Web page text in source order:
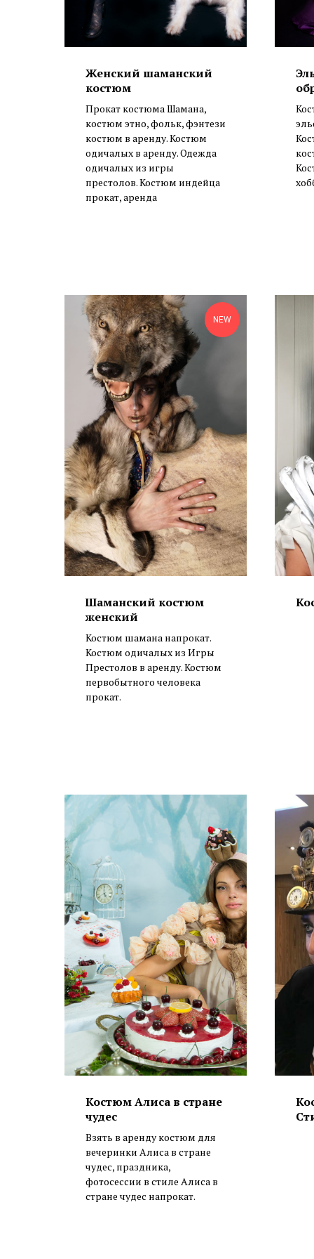
Женский шаманский
костюм
Прокат костюма Шамана,
костюм этно, фольк, фэнтези
костюм в аренду. Костюм
одичалых в аренду. Одежда
одичалых из игры
престолов. Костюм индейца
прокат, аренда
NEW
Шаманский костюм
женский
Костюм шамана напрокат.
Костюм одичалых из Игры
Престолов в аренду. Костюм
первобытного человека
прокат.
Костюм Алиса в стране
чудес
Взять в аренду костюм для
вечеринки Алиса в стране
чудес, праздника,
фотосессии в стиле Алиса в
стране чудес напрокат.